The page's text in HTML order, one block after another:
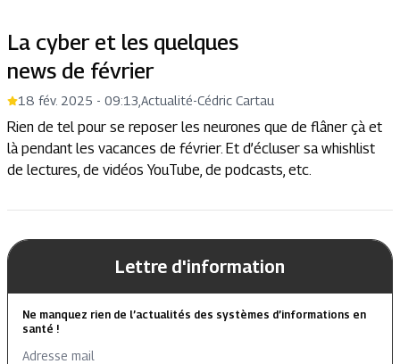
La cyber et les quelques
news de février
18 fév. 2025 - 09:13 Actualité-Cédric Cartau
Rien de tel pour se reposer les neurones que de flâner çà et
là pendant les vacances de février. Et d’écluser sa whishlist
de lectures, de vidéos YouTube, de podcasts, etc.
Lettre d'information
Ne manquez rien de l’actualités des systèmes d’informations en
santé !
Adresse mail